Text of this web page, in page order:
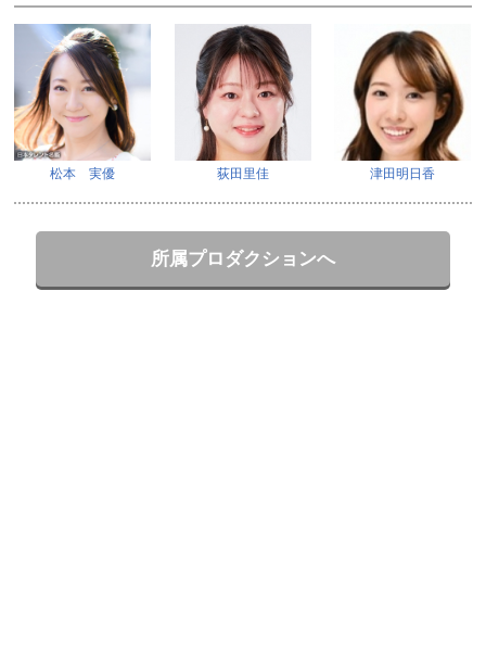
松本 実優 荻田里佳 津田明日香
所属プロダクションへ